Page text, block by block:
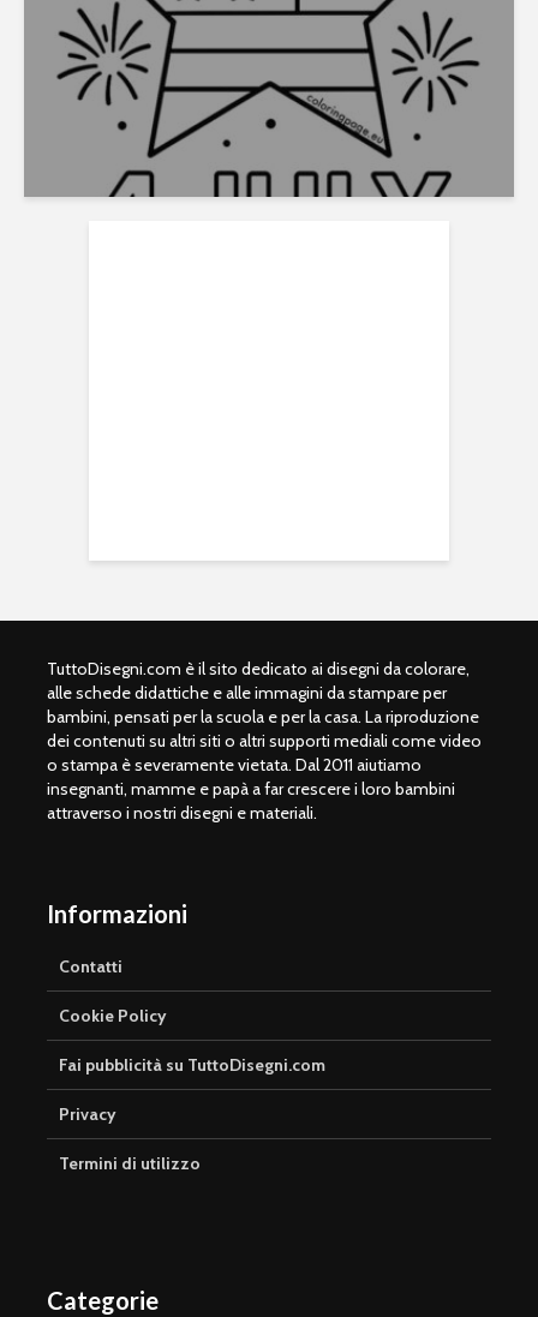
TuttoDisegni.com è il sito dedicato ai disegni da colorare,
alle schede didattiche e alle immagini da stampare per
bambini, pensati per la scuola e per la casa. La riproduzione
dei contenuti su altri siti o altri supporti mediali come video
o stampa è severamente vietata. Dal 2011 aiutiamo
insegnanti, mamme e papà a far crescere i loro bambini
attraverso i nostri disegni e materiali.
Informazioni
Contatti
Cookie Policy
Fai pubblicità su TuttoDisegni.com
Privacy
Termini di utilizzo
Categorie